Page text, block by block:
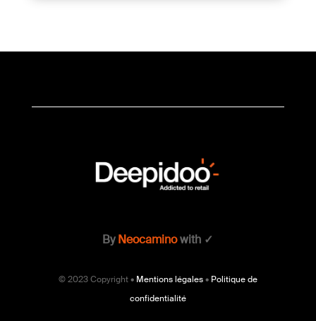
ByNeocaminowith ✓
© 2023 Copyright • Mentions légales• Politique de
confidentialité